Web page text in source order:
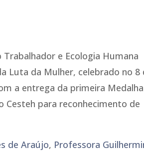
e Ecologia Humana
Luta da Mulher, celebrado no 8
a entrega da primeira Medalha
Cesteh para reconhecimento de
de Araújo, Professora